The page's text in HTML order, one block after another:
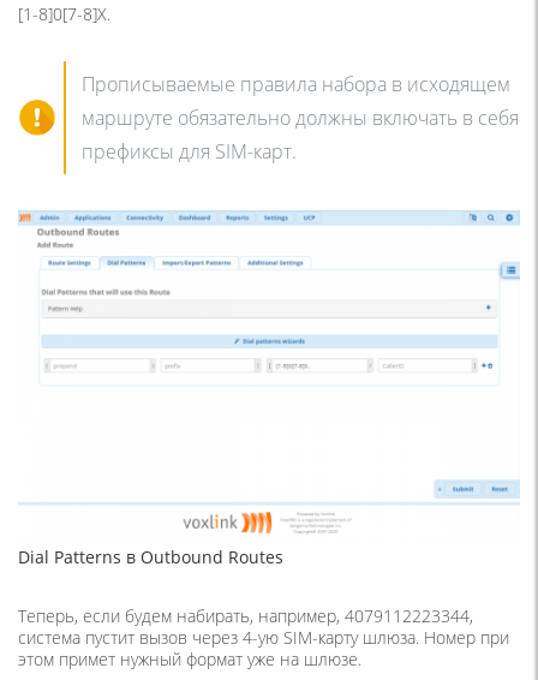
[1-8]0[7-8]X.
Прописываемые правила набора в исходящем
маршруте обязательно должны включать в себя
префиксы для SIM-карт.
Dial Patterns в Outbound Routes
Теперь, если будем набирать, например, 4079112223344,
система пустит вызов через 4-ую SIM-карту шлюза. Номер при
этом примет нужный формат уже на шлюзе.